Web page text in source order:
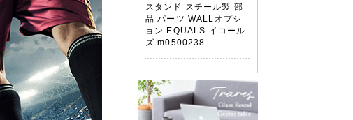
スタンド スチール製 部
品 パーツ WALLオプシ
ョン EQUALS イコール
ズ m0500238